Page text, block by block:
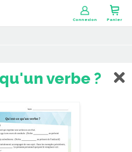
Connexion Panier
verbe ?